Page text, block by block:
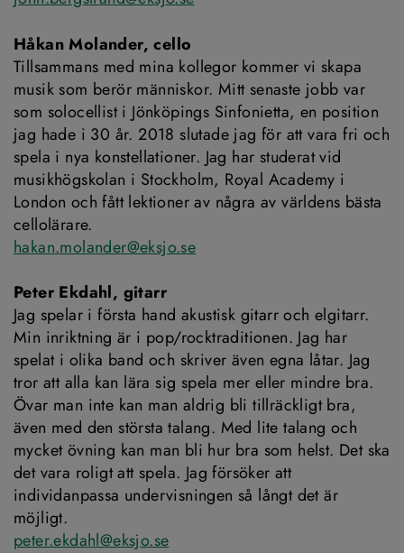
Håkan Molander, cello
Tillsammans med mina kollegor kommer vi skapa
musik som berör människor. Mitt senaste jobb var
som solocellist i Jönköpings Sinfonietta, en position
jag hade i 30 år. 2018 slutade jag för att vara fri och
spela i nya konstellationer. Jag har studerat vid
musikhögskolan i Stockholm, Royal Academy i
London och fått lektioner av några av världens bästa
cellolärare.
hakan.molander@eksjo.se
Peter Ekdahl, gitarr
Jag spelar i första hand akustisk gitarr och elgitarr.
Min inriktning är i pop/rocktraditionen. Jag har
spelat i olika band och skriver även egna låtar. Jag
tror att alla kan lära sig spela mer eller mindre bra.
Övar man inte kan man aldrig bli tillräckligt bra,
även med den största talang. Med lite talang och
mycket övning kan man bli hur bra som helst. Det ska
det vara roligt att spela. Jag försöker att
individanpassa undervisningen så långt det är
möjligt.
peter.ekdahl@eksjo.se